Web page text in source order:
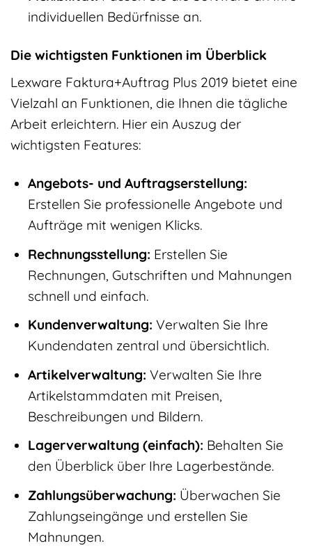
individuellen Bedürfnisse an.
Die wichtigsten Funktionen im Überblick
Lexware Faktura+Auftrag Plus 2019 bietet eine
Vielzahl an Funktionen, die Ihnen die tägliche
Arbeit erleichtern. Hier ein Auszug der
wichtigsten Features:
Angebots- und Auftragserstellung:
Erstellen Sie professionelle Angebote und
Aufträge mit wenigen Klicks.
Rechnungsstellung: Erstellen Sie
Rechnungen, Gutschriften und Mahnungen
schnell und einfach.
Kundenverwaltung: Verwalten Sie Ihre
Kundendaten zentral und übersichtlich.
Artikelverwaltung: Verwalten Sie Ihre
Artikelstammdaten mit Preisen,
Beschreibungen und Bildern.
Lagerverwaltung (einfach): Behalten Sie
den Überblick über Ihre Lagerbestände.
Zahlungsüberwachung: Überwachen Sie
Zahlungseingänge und erstellen Sie
Mahnungen.